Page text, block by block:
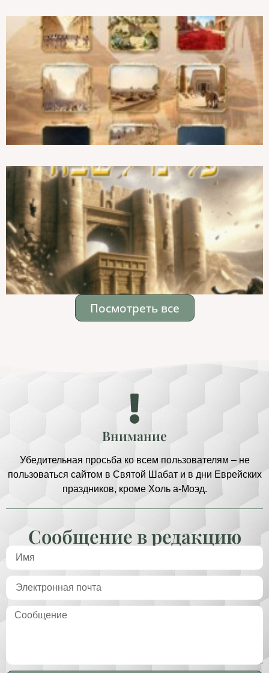
Посмотреть все
Внимание
Убедительная просьба ко всем пользователям – не
пользоваться сайтом в Святой Шабат и в дни Еврейских
праздников, кроме Холь а-Моэд.
Сообщение в редакцию